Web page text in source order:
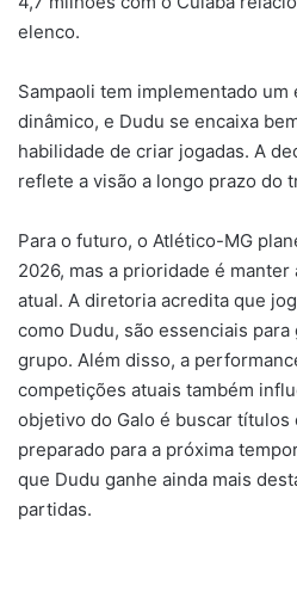
elenco.
Sampaoli tem implementado
dinâmico, e Dudu se encaixa
habilidade de criar jogadas. A
reflete a visão a longo prazo do
Para o futuro, o Atlético-MG
2026, mas a prioridade é
atual. A diretoria acredita que
como Dudu, são essenciais
grupo. Além disso, a
competições atuais também
objetivo do Galo é buscar títulos
preparado para a próxima
que Dudu ganhe ainda mais
partidas.